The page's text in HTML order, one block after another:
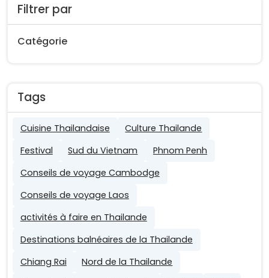
Filtrer par
Catégorie
Tags
Cuisine Thailandaise
Culture Thailande
Festival
Sud du Vietnam
Phnom Penh
Conseils de voyage Cambodge
Conseils de voyage Laos
activités à faire en Thailande
Destinations balnéaires de la Thailande
Chiang Rai
Nord de la Thailande